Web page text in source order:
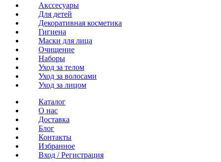
Акссесуары
Для детей
Декоративная косметика
Гигиена
Маски для лица
Очищение
Наборы
Уход за телом
Уход за волосами
Уход за лицом
Каталог
О нас
Доставка
Блог
Контакты
Избранное
Вход / Регистрация